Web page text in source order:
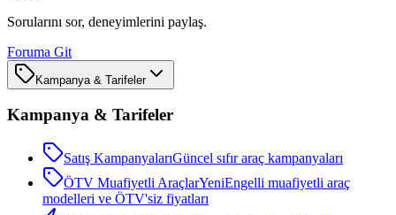
Sorularını sor, deneyimlerini paylaş.
Foruma Git
Kampanya & Tarifeler
Kampanya & Tarifeler
Satış KampanyalarıGüncel sıfır araç kampanyaları
ÖTV Muafiyetli AraçlarYeniEngelli muafiyetli araç
modelleri ve ÖTV'siz fiyatları